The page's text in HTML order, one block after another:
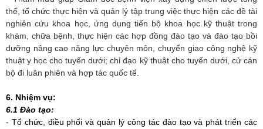
thể, tổ chức thực hiện và quản lý tập trung việc thực hiện các đề tài
nghiên cứu khoa học, ứng dụng tiến bộ khoa học kỹ thuật trong
khám, chữa bệnh, thực hiện các hợp đồng đào tạo và đào tạo bồi
dưỡng nâng cao năng lực chuyên môn, chuyển giao công nghệ kỹ
thuật y học cho tuyến dưới; chỉ đạo kỹ thuật cho tuyến dưới, cử cán
bộ đi luân phiên và hợp tác quốc tế.
6. Nhiệm vụ:
6.1 Đào tạo:
- Tổ chức, điều phối và quản lý công tác đào tạo và phát triển các